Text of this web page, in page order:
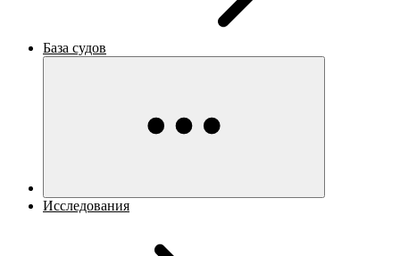
База судов
Исследования